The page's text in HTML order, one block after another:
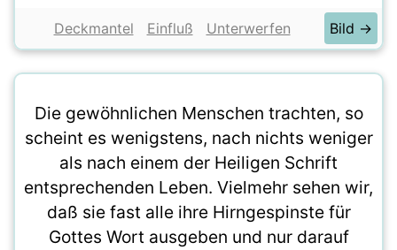
Deckmantel Einfluß Unterwerfen Bild →
Die gewöhnlichen Menschen trachten, so
scheint es wenigstens, nach nichts weniger
als nach einem der Heiligen Schrift
entsprechenden Leben. Vielmehr sehen wir,
daß sie fast alle ihre Hirngespinste für
Gottes Wort ausgeben und nur darauf